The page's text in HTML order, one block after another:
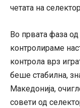
четата на
Во првата фаза
контролираме
контрола врз
беше стабилна,
Македонија,
совети од